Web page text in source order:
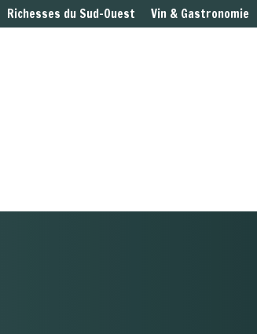
Richesses du Sud-Ouest Vin & Gastronomie